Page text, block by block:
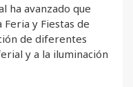
ha avanzado que
y Fiestas de
de diferentes
y a la iluminación